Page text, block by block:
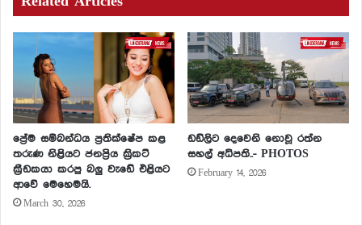
ප්‍රේම සම්බන්ධය ප්‍රතික්ෂේප කළ
තරුණ නිළියට ජනප්‍රිය ක්‍රිකට්
ක්‍රීඩකයා කරපු බලු වැඩේ එළියට
ආවේ මෙහෙමයි.
March 30, 2026
ඩඩ්ලිට දෙවෙනි නොවූ රත්න
සහල් අධිපති..- PHOTOS
February 14, 2026